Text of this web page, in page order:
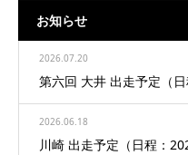
お知らせ
2026.07.20
第六回 大井 出走予定（
2026.06.18
川崎 出走予定（日程：